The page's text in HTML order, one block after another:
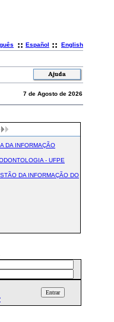
:: Español :: English
7 de Agosto de 2026
DA INFORMAÇÃO
- UFPE
DA INFORMAÇÃO DO